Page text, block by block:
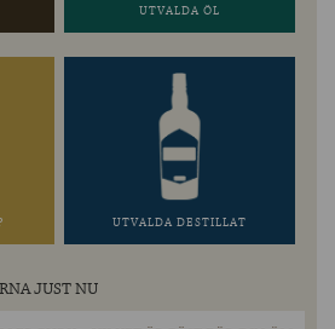
UTVALDA ÖL
UTVALDA DESTILLAT
JUST NU